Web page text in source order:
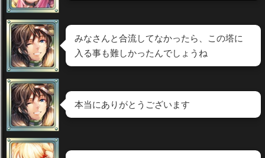
みなさんと合流してなかったら、この塔に
入る事も難しかったんでしょうね
本当にありがとうございます